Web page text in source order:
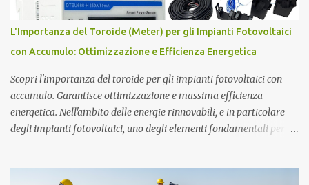
del Monopolo Magnetico che ha sintetizzato nel concetto di Atomo
Magnetico . L'Atomo Magnetico Gli atomi magnetici sono costituiti
da triplette neutre di quark (+1,-1,0). Secondo questo modello di
atomo magnetico quindi non ci sono protoni e neutroni nel nucleo
atomico...
L'Importanza del Toroide (Meter) per gli Impianti Fotovoltaici
con Accumulo: Ottimizzazione e Efficienza Energetica
Scopri l'importanza del toroide per gli impianti fotovoltaici con
accumulo. Garantisce ottimizzazione e massima efficienza
energetica. Nell'ambito delle energie rinnovabili, e in particolare
degli impianti fotovoltaici, uno degli elementi fondamentali per
un ruolo cruciale nella gestione dell'energia prodotta e accumulata,